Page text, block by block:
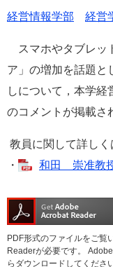
l
タ
ム
検
索
経営情報学部 経営
スマホやタブレッ
ア」の増加を話題と
しについて，本学
のコメントが掲載さ
教員に関して詳しく
・
和田 崇准教
PDF形式のファイルをご覧
Readerが必要です。
らダウンロードしてくださ